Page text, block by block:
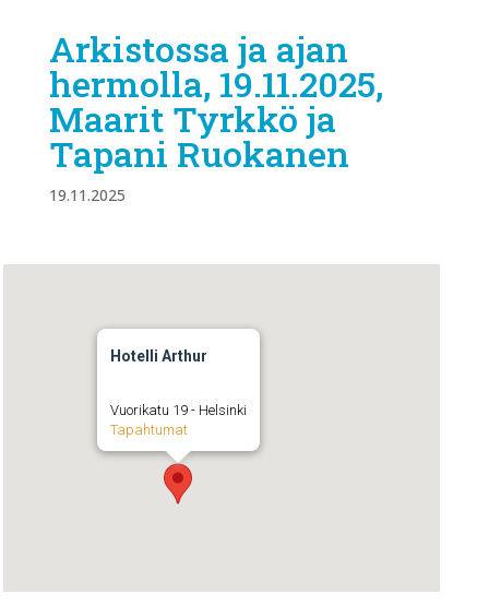
Arkistossa ja ajan
hermolla, 19.11.2025,
Maarit Tyrkkö ja
Tapani Ruokanen
19.11.2025
Hotelli Arthur
Vuorikatu 19 - Helsinki
Tapahtumat